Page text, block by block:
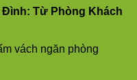
Đình: Từ Phòng Khách
vách ngăn phòng